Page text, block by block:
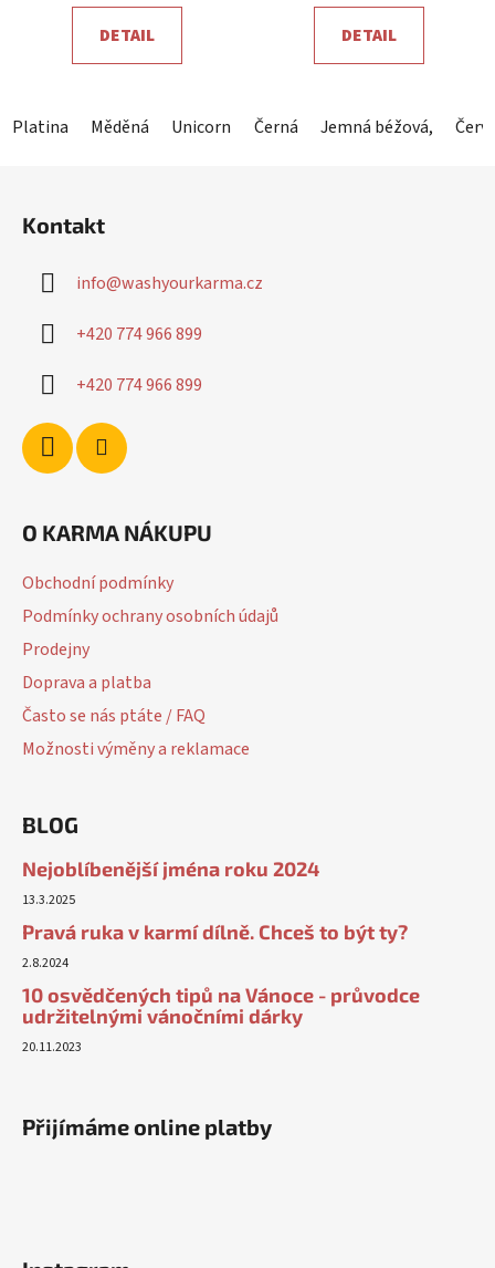
5,0
z
DETAIL
Platina Měděná Unicorn Hořká čokoláda Shiny Mauve
DETAIL
Černá Jemná béžová,
Kontakt
info@washyourkarma.cz
+420 774 966 899
+420 774 966 899
O KARMA NÁKUPU
Obchodní podmínky
Podmínky ochrany osobních údajů
Prodejny
Doprava a platba
Často se nás ptáte / FAQ
Možnosti výměny a reklamace
BLOG
Nejoblíbenější jména roku 2024
13.3.2025
Pravá ruka v karmí dílně. Chceš to být ty?
2.8.2024
10 osvědčených tipů na Vánoce - průvodce
udržitelnými vánočními dárky
20.11.2023
Přijímáme online platby